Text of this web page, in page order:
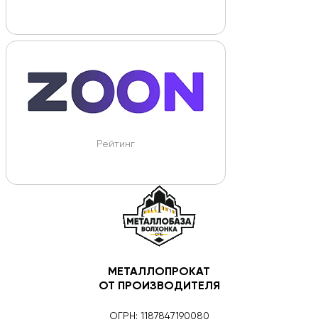
Рейтинг
МЕТАЛЛОПРОКАТ
ОТ ПРОИЗВОДИТЕЛЯ
ОГРН: 1187847190080